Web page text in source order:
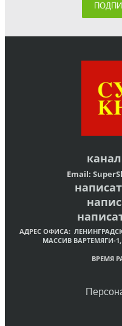
Email:
АДРЕС ОФИСА:
МАССИВ ВАРТЕМЯГИ-
ВРЕМЯ